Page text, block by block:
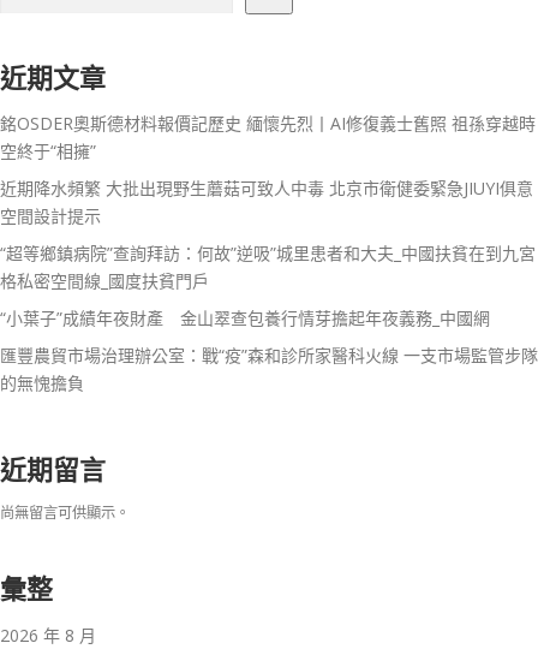
近期文章
銘OSDER奧斯德材料報價記歷史 緬懷先烈丨AI修復義士舊照 祖孫穿越時
空終于“相擁”
近期降水頻繁 大批出現野生蘑菇可致人中毒 北京市衛健委緊急JIUYI俱意
空間設計提示
“超等鄉鎮病院”查詢拜訪：何故”逆吸”城里患者和大夫_中國扶貧在到九宮
格私密空間線_國度扶貧門戶
“小葉子”成績年夜財產 金山翠查包養行情芽擔起年夜義務_中國網
匯豐農貿市場治理辦公室：戰“疫”森和診所家醫科火線 一支市場監管步隊
的無愧擔負
近期留言
尚無留言可供顯示。
彙整
2026 年 8 月